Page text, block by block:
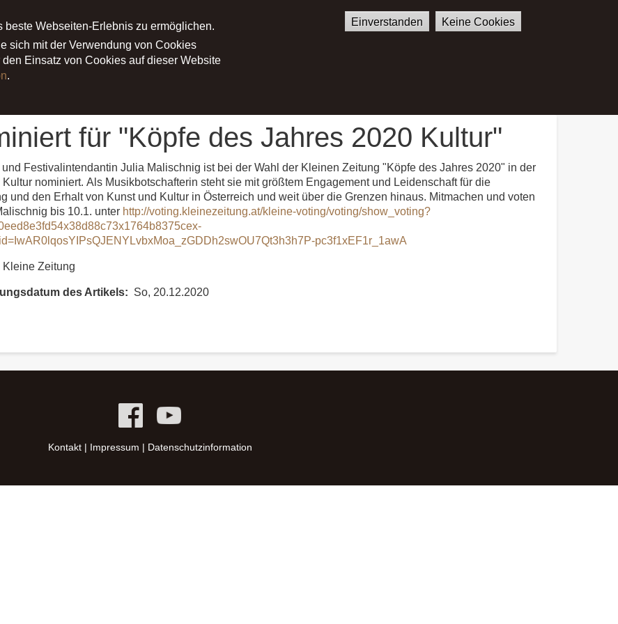
Webseiten-Erlebnis zu ermöglichen.
sich mit der Verwendung von Cookies
Einsatz von Cookies auf dieser Website
.
Einverstanden Keine Cookies
PROJEKTE MEDIEN SHOP KONTAKT
"Köpfe des Jahres 2020 Kultur"
für "Köpfe des Jahres 2020 Kultur"
Festivalintendantin Julia Malischnig ist bei der Wahl der Kleinen Zeitung "Köpfe des Jahres 2020" in der
Kultur nominiert. Als Musikbotschafterin steht sie mit größtem Engagement und Leidenschaft für die
und den Erhalt von Kunst und Kultur in Österreich und weit über die Grenzen hinaus. Mitmachen und voten
bis 10.1. unter http://voting.kleinezeitung.at/kleine-voting/voting/show_voting?
pc3f1xEF1r_1awA
Kleine Zeitung
des Artikels So, 20.12.2020
Kontakt| Impressum | Datenschutzinformation